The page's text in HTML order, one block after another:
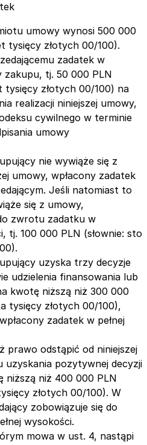
umowy wynosi 500 000
tysięcy złotych 00/100).
zadatek w
zakupu, tj. 50 000 PLN
tysięcy złotych 00/100) na
realizacji niniejszej umowy,
cywilnego w terminie
umowy
nie wywiąże się z
umowy, wpłacony zadatek
Jeśli natomiast to
się z umowy,
zwrotu zadatku w
tj. 100 000 PLN (słownie: sto
uzyska trzy decyzje
udzielenia finansowania lub
kwotę niższą niż 300 000
tysięcy złotych 00/100),
zadatek w pełnej
prawo odstąpić od niniejszej
uzyskania pozytywnej decyzji
niższą niż 400 000 PLN
złotych 00/100). W
zobowiązuje się do
wysokości.
mowa w ust. 4, nastąpi